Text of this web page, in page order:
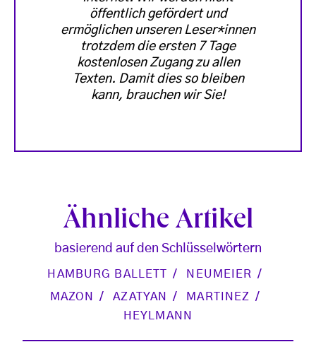
öffentlich gefördert und
ermöglichen unseren Leser*innen
trotzdem die ersten 7 Tage
kostenlosen Zugang zu allen
Texten. Damit dies so bleiben
kann, brauchen wir Sie!
Ähnliche Artikel
basierend auf den Schlüsselwörtern
HAMBURG BALLETT
NEUMEIER
MAZON
AZATYAN
MARTINEZ
HEYLMANN